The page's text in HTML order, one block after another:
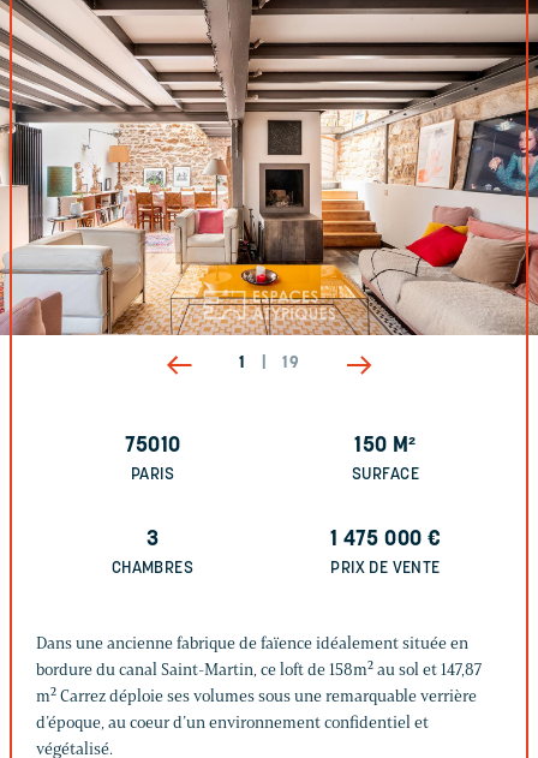
1 19
75010
PARIS
150 M²
SURFACE
3
CHAMBRES
1 475 000 €
PRIX DE VENTE
Dans une ancienne fabrique de faïence idéalement située en
bordure du canal Saint-Martin, ce loft de 158m² au sol et 147,87
m² Carrez déploie ses volumes sous une remarquable verrière
d’époque, au coeur d’un environnement confidentiel et
végétalisé.